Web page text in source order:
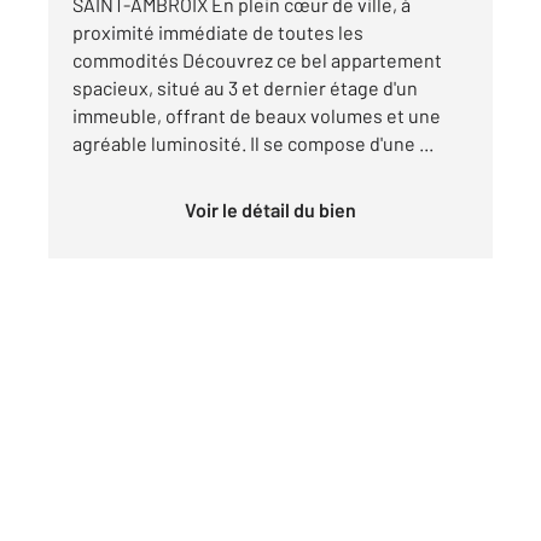
proximité immédiate de toutes les
commodités Découvrez ce bel appartement
spacieux, situé au 3 et dernier étage d'un
immeuble, offrant de beaux volumes et une
agréable luminosité. Il se compose d'une ...
Voir le détail du bien